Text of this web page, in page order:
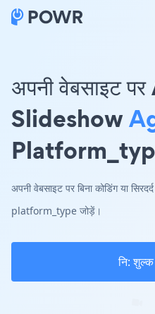
अपनी वेबसाइट
Slideshow
अपनी वेबसाइट पर बिना कोडिंग या
platform_type जोड़ें।
नि: